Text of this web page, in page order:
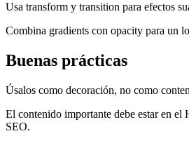
Usa transform y transition para efectos
Combina gradients con opacity para un
Buenas prácticas
Úsalos como decoración, no como
El contenido importante debe estar en
SEO.